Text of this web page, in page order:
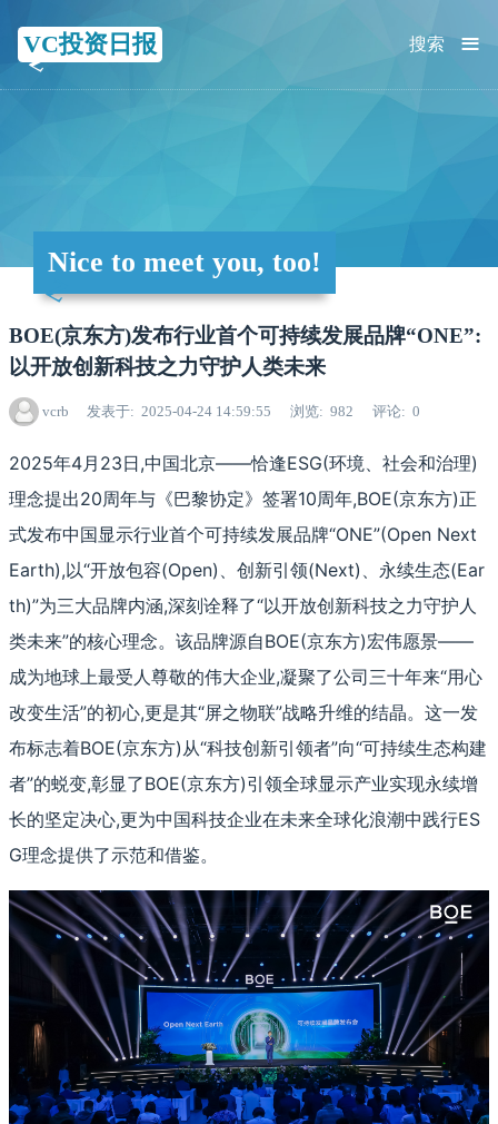
VC投资日报 ≡
搜索
Nice to meet you, too!
BOE(京东方)发布行业首个可持续发展品牌“ONE”:
以开放创新科技之力守护人类未来
vcrb 发表于 2025-04-24 14:59:55 浏览 982 评论 0
2025年4月23日,中国北京——恰逢ESG(环境、社会和治理)
理念提出20周年与《巴黎协定》签署10周年,BOE(京东方)正
式发布中国显示行业首个可持续发展品牌“ONE”(Open Next
Earth),以“开放包容(Open)、创新引领(Next)、永续生态(Ear
th)”为三大品牌内涵,深刻诠释了“以开放创新科技之力守护人
类未来”的核心理念。该品牌源自BOE(京东方)宏伟愿景——
成为地球上最受人尊敬的伟大企业,凝聚了公司三十年来“用心
改变生活”的初心,更是其“屏之物联”战略升维的结晶。这一发
布标志着BOE(京东方)从“科技创新引领者”向“可持续生态构建
者”的蜕变,彰显了BOE(京东方)引领全球显示产业实现永续增
长的坚定决心,更为中国科技企业在未来全球化浪潮中践行ES
G理念提供了示范和借鉴。